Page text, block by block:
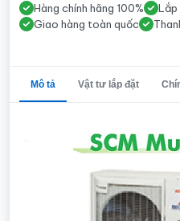
Hàng chính hãng 100%
Lắp
Giao hàng toàn quốc
Mô tả Vật tư lắp đặt